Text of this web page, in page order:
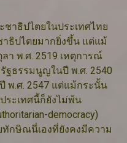
าธิปไตยในประเทศไทย
าธิปไตยมากยิ่งขึ้น แต่แม้
า พ.ศ. 2519 เหตุการณ์
ฐธรรมนูญในปี พ.ศ. 2540
พ.ศ. 2547 แต่แม้กระนั้น
ระเทศนี้ก็ยังไม่พ้น
democracy)
กษิณนี่เองที่ยังคงมีความ